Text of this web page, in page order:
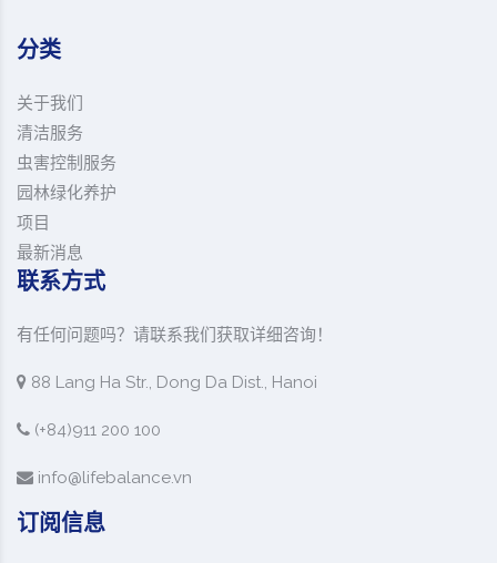
分类
关于我们
清洁服务
虫害控制服务
园林绿化养护
项目
最新消息
联系方式
有任何问题吗？请联系我们获取详细咨询！
88 Lang Ha Str., Dong Da Dist., Hanoi
(+84)911 200 100
info@lifebalance.vn
订阅信息